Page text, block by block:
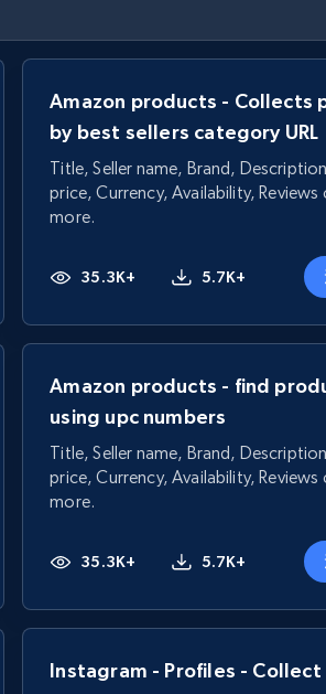
Amazon products - Collects
by best sellers category URL
Title, Seller name, Brand,
price, Currency, Availability,
more.
35.3K+ 5.7K+
Amazon products - find
using upc numbers
Title, Seller name, Brand,
price, Currency, Availability,
more.
35.3K+ 5.7K+
Instagram - Profiles -